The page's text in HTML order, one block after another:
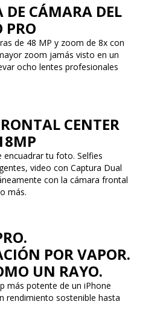
DE CÁMARA DEL
PRO
de 48 MP y zoom de 8x con
zoom jamás visto en un
ocho lentes profesionales
CENTER
encuadrar tu foto. Selfies
video con Captura Dual
con la cámara frontal
más.
POR VAPOR.
UN RAYO.
más potente de un iPhone
rendimiento sostenible hasta